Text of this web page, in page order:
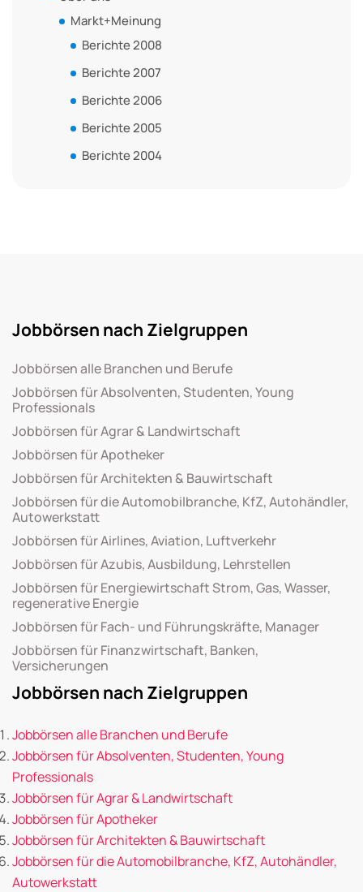
Markt+Meinung
Berichte 2008
Berichte 2007
Berichte 2006
Berichte 2005
Berichte 2004
Jobbörsen nach Zielgruppen
Jobbörsen alle Branchen und Berufe
Jobbörsen für Absolventen, Studenten, Young
Professionals
Jobbörsen für Agrar & Landwirtschaft
Jobbörsen für Apotheker
Jobbörsen für Architekten & Bauwirtschaft
Jobbörsen für die Automobilbranche, KfZ, Autohändler,
Autowerkstatt
Jobbörsen für Airlines, Aviation, Luftverkehr
Jobbörsen für Azubis, Ausbildung, Lehrstellen
Jobbörsen für Energiewirtschaft Strom, Gas, Wasser,
regenerative Energie
Jobbörsen für Fach- und Führungskräfte, Manager
Jobbörsen für Finanzwirtschaft, Banken,
Versicherungen
Jobbörsen nach Zielgruppen
Jobbörsen alle Branchen und Berufe
Jobbörsen für Absolventen, Studenten, Young
Professionals
Jobbörsen für Agrar & Landwirtschaft
Jobbörsen für Apotheker
Jobbörsen für Architekten & Bauwirtschaft
Jobbörsen für die Automobilbranche, KfZ, Autohändler,
Autowerkstatt